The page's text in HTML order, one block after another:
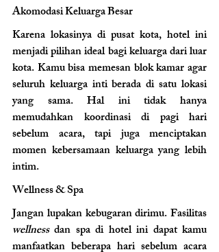
Akomodasi Keluarga Besar
Karena lokasinya di pusat kota, hotel ini
menjadi pilihan ideal bagi keluarga dari luar
kota. Kamu bisa memesan blok kamar agar
seluruh keluarga inti berada di satu lokasi
yang sama. Hal ini tidak hanya
memudahkan koordinasi di pagi hari
sebelum acara, tapi juga menciptakan
momen kebersamaan keluarga yang lebih
intim.
Wellness & Spa
wellness dan spa di hotel ini dapat kamu
manfaatkan beberapa hari sebelum acara